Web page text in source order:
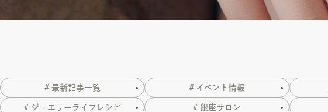
# 最新記事一覧 # イベント情報
# ジュエリーライフレシピ # 銀座サロン